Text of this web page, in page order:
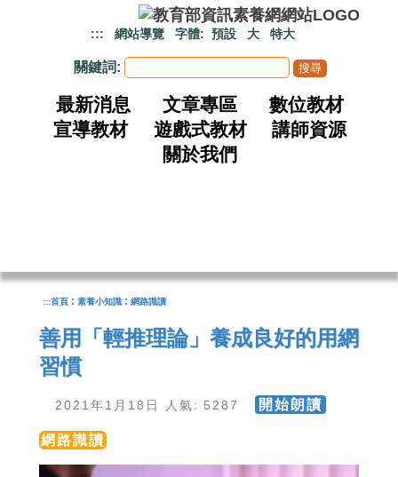
::: 網站導覽 字體: 預設 大 特大
關鍵詞:
最新消息 文章專區
數位教材
宣導教材
遊戲式教材
講師資源
關於我們
:::首頁 : 素養小知識 : 網路識讀
善用「輕推理論」養成良好的用網
習慣
2021年1月18日 人氣: 5287 開始朗讀
網路識讀